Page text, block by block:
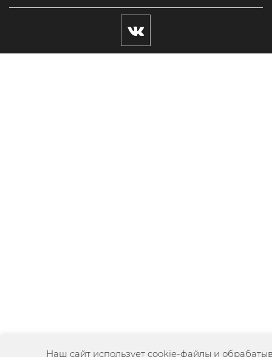
Наш сайт использует cookie-файлы и